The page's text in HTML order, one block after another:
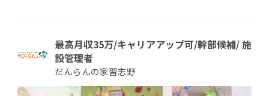
最高月収35万/キャリアアップ可/幹部候補/ 施
設管理者
だんらんの家習志野